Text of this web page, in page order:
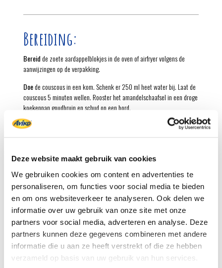
Deze website maakt gebruik van cookies
We gebruiken cookies om content en advertenties te
personaliseren, om functies voor social media te bieden
en om ons websiteverkeer te analyseren. Ook delen we
informatie over uw gebruik van onze site met onze
partners voor social media, adverteren en analyse. Deze
partners kunnen deze gegevens combineren met andere
informatie die u aan ze heeft verstrekt of die ze hebben
verzameld op basis van uw gebruik van hun services.
Bereiding:
Bereidde zoete aardappelblokjes in de oven of airfryer volgens de
aanwijzingen op de verpakking.
Doede couscous in een kom. Schenk er 250 ml heet water bij. Laat de
couscous 5 minuten wellen. Rooster het amandelschaafsel in een droge
koekenpan goudbruin en schud op een bord.
Verhit
in een koekenpan 3 eetlepels olijfolie. Bestrooi de lamsfilet met
Roerde couscous met een vork los. Schep de aardappelblokjes, de
sjalot, de koriander, de granaatappelpitten en het amandelschaafsel
erdoor. Voeg de resterende 3 eetlepels olijfolie toe en breng op smaak
met zout en peper.
Schepwat couscous op 4 borden en leg er de lamsfilet, in plakjes
gesneden, bij. Serveer met de rest van de couscous en de partjes
limoen.
Geroosterde zoete aardappel is heerlijk door couscous met veel verse